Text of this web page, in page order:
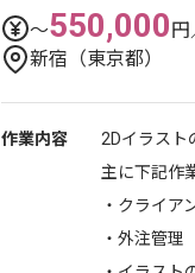
〜550,000円
新宿（東京都）
作業内容
2Dイラスト
主に下記作
・クライア
・外注管理